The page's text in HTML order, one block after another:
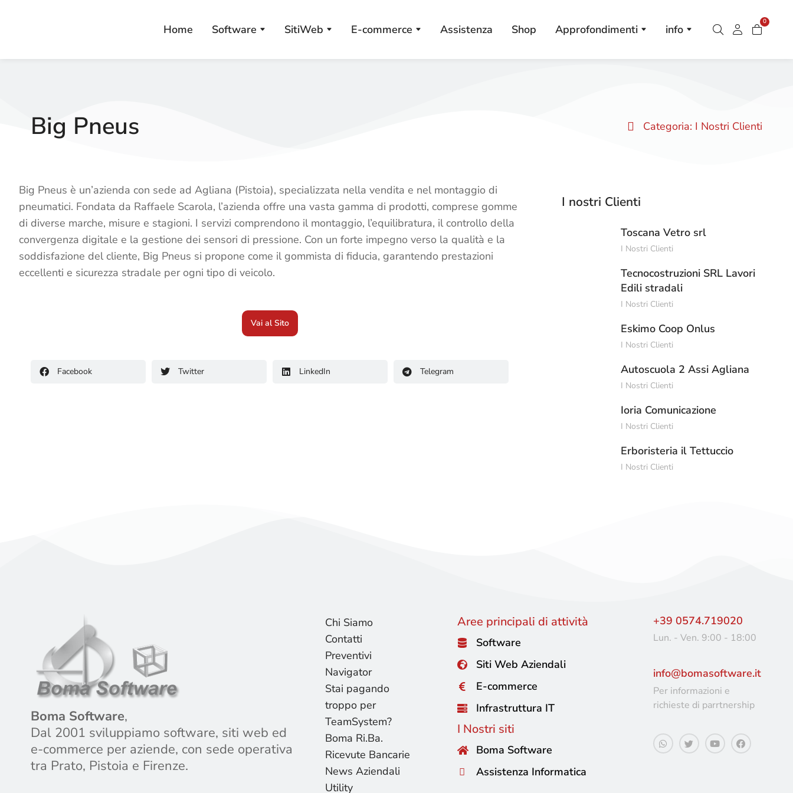
Home Software SitiWeb E-commerce Assistenza Shop Approfondimenti info
0
Big Pneus Categoria: I Nostri Clienti
Big Pneus è un’azienda con sede ad Agliana (Pistoia), specializzata nella vendita e nel montaggio di
pneumatici. Fondata da Raffaele Scarola, l’azienda offre una vasta gamma di prodotti, comprese gomme
di diverse marche, misure e stagioni. I servizi comprendono il montaggio, l’equilibratura, il controllo della
convergenza digitale e la gestione dei sensori di pressione. Con un forte impegno verso la qualità e la
soddisfazione del cliente, Big Pneus si propone come il gommista di fiducia, garantendo prestazioni
eccellenti e sicurezza stradale per ogni tipo di veicolo.
Vai al Sito
Facebook Twitter LinkedIn Telegram
I nostri Clienti
Toscana Vetro srl
I Nostri Clienti
Tecnocostruzioni SRL Lavori
Edili stradali
I Nostri Clienti
Eskimo Coop Onlus
I Nostri Clienti
Autoscuola 2 Assi Agliana
I Nostri Clienti
Ioria Comunicazione
I Nostri Clienti
Erboristeria il Tettuccio
I Nostri Clienti
Boma Software,
Dal 2001 sviluppiamo software, siti web ed
e-commerce per aziende, con sede operativa
tra Prato, Pistoia e Firenze.
Chi Siamo
Contatti
Preventivi
Navigator
Stai pagando
troppo per
TeamSystem?
Boma Ri.Ba.
Ricevute Bancarie
News Aziendali
Utility
Aree principali di attività
Software
Siti Web Aziendali
E-commerce
Infrastruttura IT
I Nostri siti
Boma Software
Assistenza Informatica
+39 0574.719020
Lun. - Ven. 9:00 - 18:00
info@bomasoftware.it
Per informazioni e
richieste di parrtnership